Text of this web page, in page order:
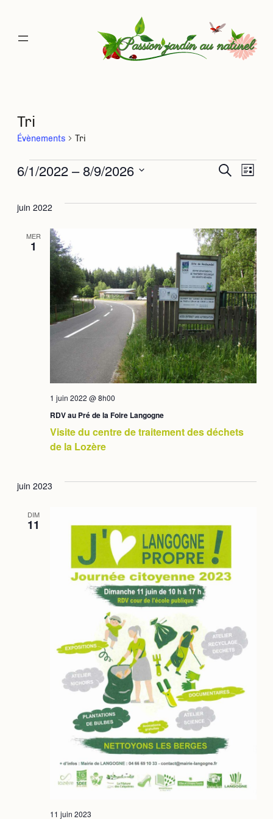
Tri
Évènements Tri
Évènements
et
de
vues
Recherche
de
Liste
6/1/2022 – 8/9/2026
date.
juin 2022
MER
1
Visite du centre de traitement des déchets
de la Lozère
1 juin 2022 @ 8h00
RDV au Pré de la Foire Langogne
juin 2023
DIM
11
11 juin 2023